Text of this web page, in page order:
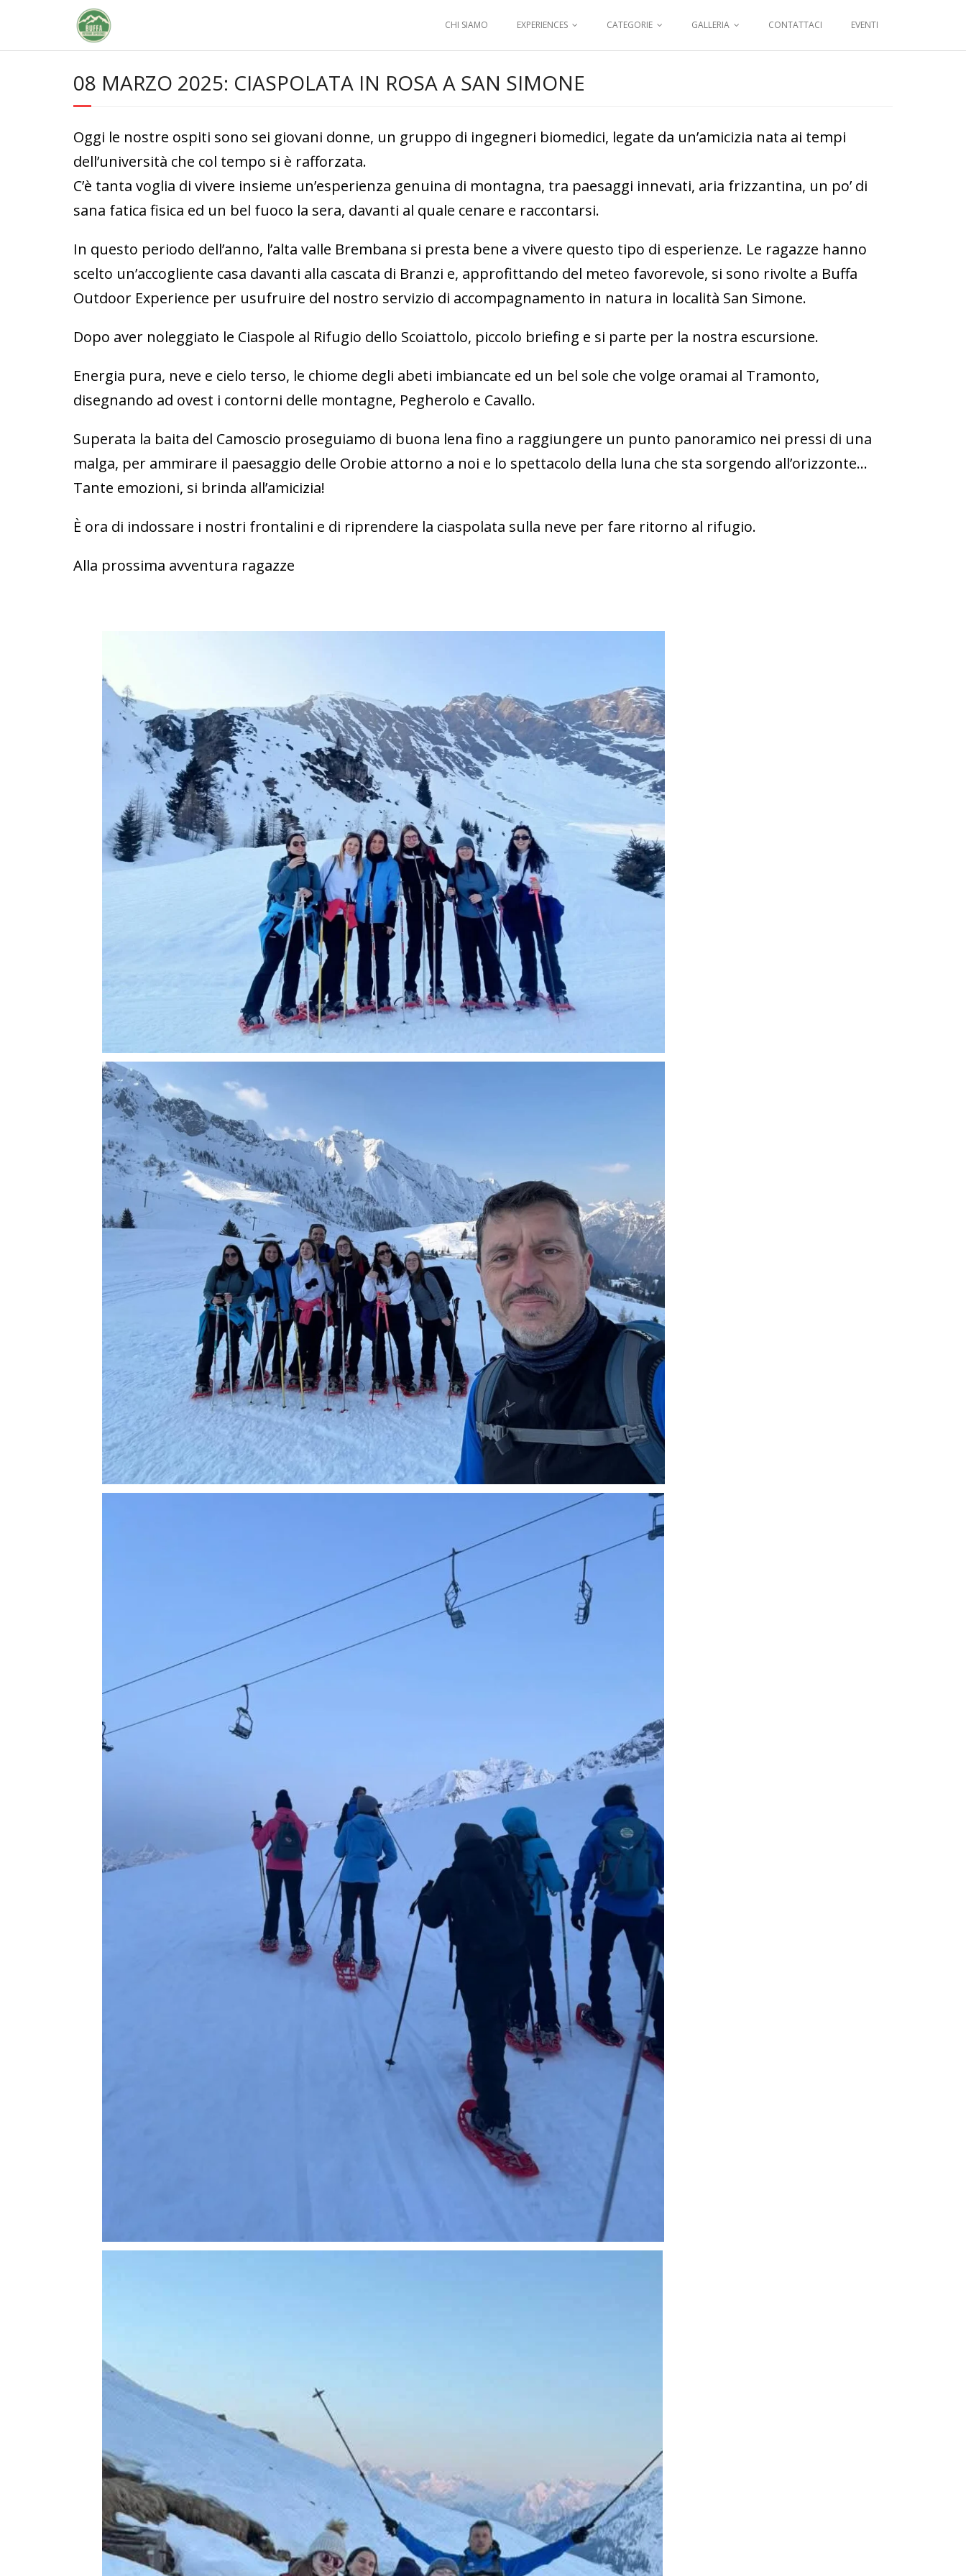
CHI SIAMO EXPERIENCES CATEGORIE GALLERIA CONTATTACI EVENTI
08 MARZO 2025: CIASPOLATA IN ROSA A SAN SIMONE
Oggi le nostre ospiti sono sei giovani donne, un gruppo di ingegneri biomedici, legate da un’amicizia nata ai tempi
dell’università che col tempo si è rafforzata.
C’è tanta voglia di vivere insieme un’esperienza genuina di montagna, tra paesaggi innevati, aria frizzantina, un po’ di
sana fatica fisica ed un bel fuoco la sera, davanti al quale cenare e raccontarsi.
In questo periodo dell’anno, l’alta valle Brembana si presta bene a vivere questo tipo di esperienze. Le ragazze hanno
scelto un’accogliente casa davanti alla cascata di Branzi e, approfittando del meteo favorevole, si sono rivolte a Buffa
Outdoor Experience per usufruire del nostro servizio di accompagnamento in natura in località San Simone.
Dopo aver noleggiato le Ciaspole al Rifugio dello Scoiattolo, piccolo briefing e si parte per la nostra escursione.
Energia pura, neve e cielo terso, le chiome degli abeti imbiancate ed un bel sole che volge oramai al Tramonto,
disegnando ad ovest i contorni delle montagne, Pegherolo e Cavallo.
Superata la baita del Camoscio proseguiamo di buona lena fino a raggiungere un punto panoramico nei pressi di una
malga, per ammirare il paesaggio delle Orobie attorno a noi e lo spettacolo della luna che sta sorgendo all’orizzonte…
Tante emozioni, si brinda all’amicizia!
È ora di indossare i nostri frontalini e di riprendere la ciaspolata sulla neve per fare ritorno al rifugio.
Alla prossima avventura ragazze